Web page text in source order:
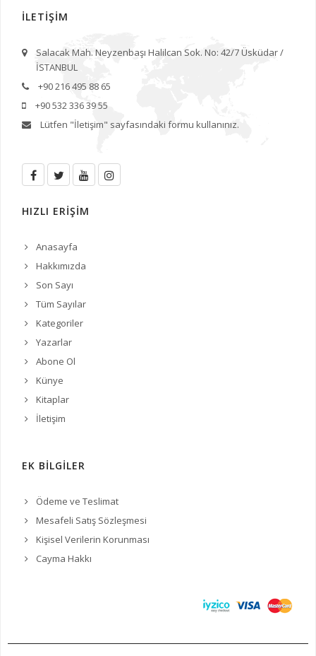
İLETİŞİM
Salacak Mah. Neyzenbaşı Halilcan Sok. No: 42/7 Üsküdar /
İSTANBUL
+90 216 495 88 65
+90 532 336 39 55
Lütfen "İletişim" sayfasındaki formu kullanınız.
HIZLI ERİŞİM
Anasayfa
Hakkımızda
Son Sayı
Tüm Sayılar
Kategoriler
Yazarlar
Abone Ol
Künye
Kitaplar
İletişim
EK BİLGİLER
Ödeme ve Teslimat
Mesafeli Satış Sözleşmesi
Kişisel Verilerin Korunması
Cayma Hakkı